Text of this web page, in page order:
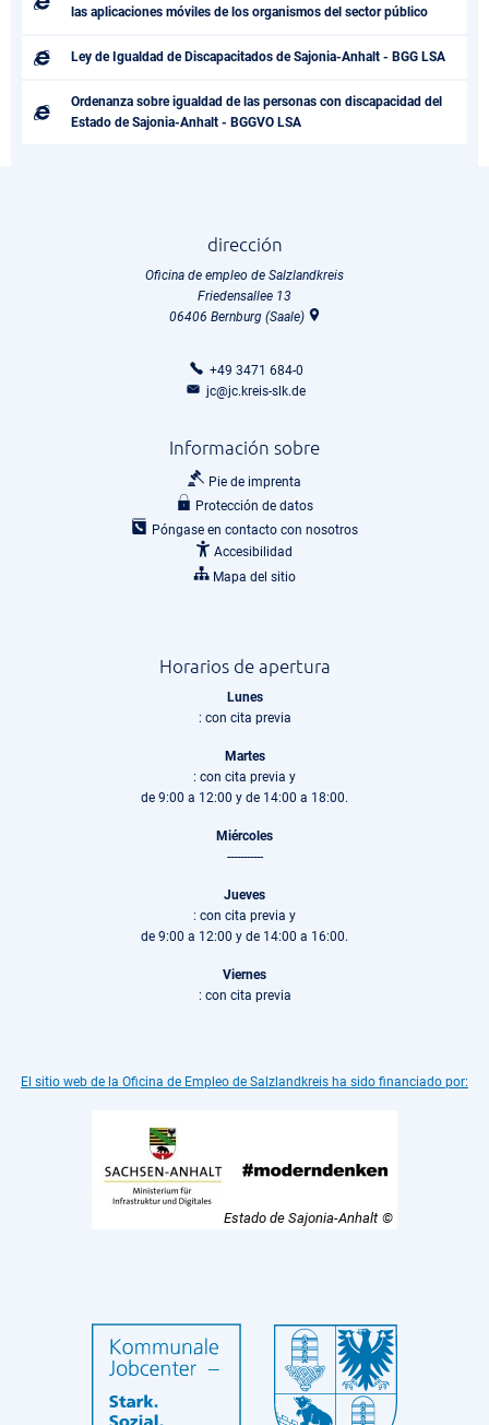
las aplicaciones móviles de los organismos del sector público
Ley de Igualdad de Discapacitados de Sajonia-Anhalt - BGG LSA
Ordenanza sobre igualdad de las personas con discapacidad del
Estado de Sajonia-Anhalt - BGGVO LSA
dirección
Oficina de empleo de Salzlandkreis
Friedensallee 13
06406 Bernburg (Saale)
+49 3471 684-0
jc@jc.kreis-slk.de
Información sobre
Pie de imprenta
Protección de datos
Póngase en contacto con nosotros
Accesibilidad
Mapa del sitio
Horarios de apertura
Lunes
: con cita previa
Martes
: con cita previa y
de 9:00 a 12:00 y de 14:00 a 18:00.
Miércoles
-----------
Jueves
: con cita previa y
de 9:00 a 12:00 y de 14:00 a 16:00.
Viernes
: con cita previa
El sitio web de la Oficina de Empleo de Salzlandkreis ha sido financiado por:
Estado de Sajonia-Anhalt